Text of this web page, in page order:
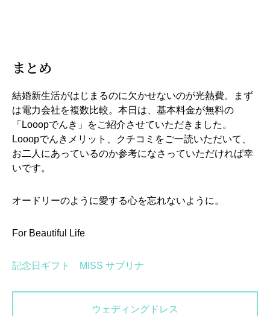
まとめ
結婚新生活がはじまるのに欠かせないのが光熱費。まず
は電力会社を複数比較。本日は、基本料金が無料の
「Looopでんき」をご紹介させていただきました。
Looopでんきメリット、クチコミをご一読いただいて、
お二人にあっているのか参考になさっていただければ幸
いです。
オードリーのように愛する心を忘れないように。
For Beautiful Life
記念日ギフト MISS サブリナ
ウェディングドレス